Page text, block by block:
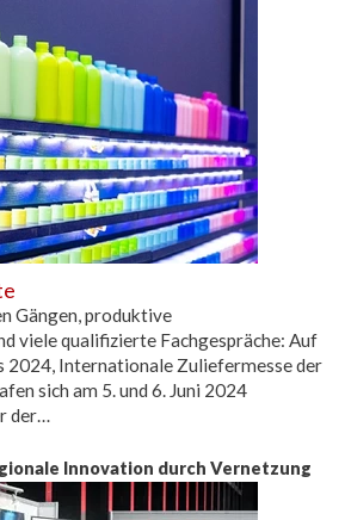
Gängen, produktive
viele qualifizierte Fachgespräche: Auf
2024, Internationale Zuliefermesse der
sich am 5. und 6. Juni 2024
der…
Innovation durch Vernetzung